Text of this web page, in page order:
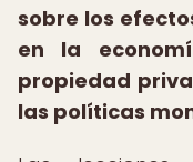
sobre los
en la
propiedad
las políticas